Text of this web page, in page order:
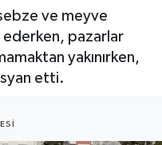
ve meyve
ederken, pazarlar
yakınırken,
etti.